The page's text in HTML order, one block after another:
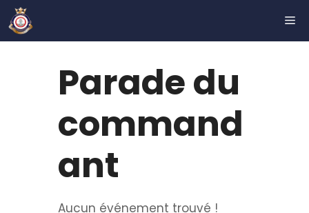
Aller
au
contenu
Parade du
command
ant
Aucun événement trouvé !